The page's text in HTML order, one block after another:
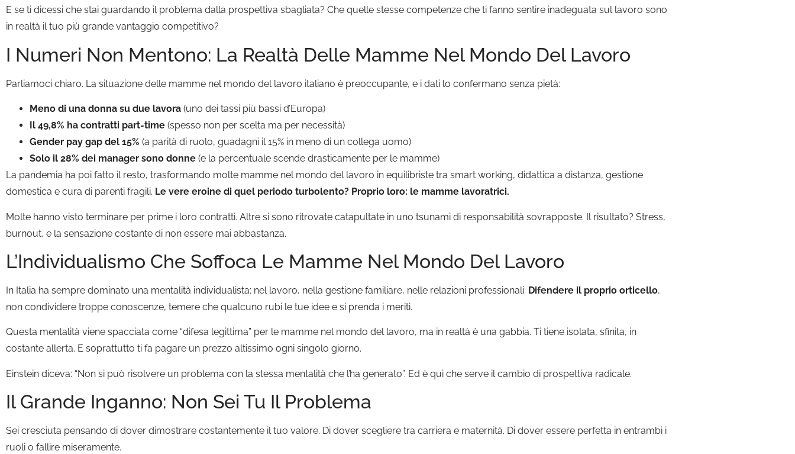
E se ti dicessi che stai guardando il problema dalla prospettiva sbagliata? Che quelle stesse competenze che ti fanno sentire inadeguata sul lavoro sono
in realtà il tuo più grande vantaggio competitivo?
I Numeri Non Mentono: La Realtà Delle Mamme Nel Mondo Del Lavoro
Parliamoci chiaro. La situazione delle mamme nel mondo del lavoro italiano è preoccupante, e i dati lo confermano senza pietà:
Meno di una donna su due lavora (uno dei tassi più bassi d’Europa)
Il 49,8% ha contratti part-time (spesso non per scelta ma per necessità)
Gender pay gap del 15% (a parità di ruolo, guadagni il 15% in meno di un collega uomo)
Solo il 28% dei manager sono donne (e la percentuale scende drasticamente per le mamme)
La pandemia ha poi fatto il resto, trasformando molte mamme nel mondo del lavoro in equilibriste tra smart working, didattica a distanza, gestione
domestica e cura di parenti fragili. Le vere eroine di quel periodo turbolento? Proprio loro: le mamme lavoratrici.
Molte hanno visto terminare per prime i loro contratti. Altre si sono ritrovate catapultate in uno tsunami di responsabilità sovrapposte. Il risultato? Stress,
burnout, e la sensazione costante di non essere mai abbastanza.
L’Individualismo Che Soffoca Le Mamme Nel Mondo Del Lavoro
In Italia ha sempre dominato una mentalità individualista: nel lavoro, nella gestione familiare, nelle relazioni professionali. Difendere il proprio orticello,
non condividere troppe conoscenze, temere che qualcuno rubi le tue idee e si prenda i meriti.
Questa mentalità viene spacciata come “difesa legittima” per le mamme nel mondo del lavoro, ma in realtà è una gabbia. Ti tiene isolata, sfinita, in
costante allerta. E soprattutto ti fa pagare un prezzo altissimo ogni singolo giorno.
Einstein diceva: “Non si può risolvere un problema con la stessa mentalità che l’ha generato”. Ed è qui che serve il cambio di prospettiva radicale.
Il Grande Inganno: Non Sei Tu Il Problema
Sei cresciuta pensando di dover dimostrare costantemente il tuo valore. Di dover scegliere tra carriera e maternità. Di dover essere perfetta in entrambi i
ruoli o fallire miseramente.